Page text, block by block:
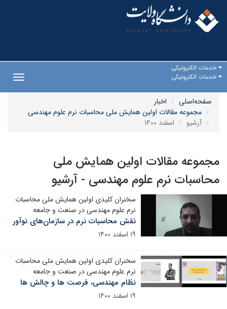
خدمات الکترونیکی
خدمات الکترونیکی
صفحه‌اصلی
اخبار
مجموعه مقالات اولین همایش ملی محاسبات نرم علوم مهندسی
آرشیو
اسفند ۱۴۰۰
مجموعه مقالات اولین همایش ملی
محاسبات نرم علوم مهندسی - آرشیو
سخنران کلیدی اولین همایش ملی محاسبات
نرم علوم مهندسی در صنعت و جامعه
نقش محاسبات نرم در سازمان‌های نوآور
۱۹ اسفند ۱۴۰۰
سخنران کلیدی اولین همایش ملی محاسبات
نرم علوم مهندسی در صنعت و جامعه
نظام مهندسی، فرصت ها و چالش ها
۱۹ اسفند ۱۴۰۰